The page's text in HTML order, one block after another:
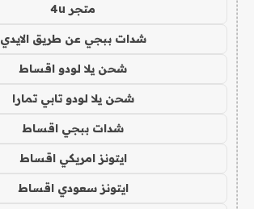
متجر 4u
شدات ببجي عن طريق الايدي
شحن يلا لودو اقساط
شحن يلا لودو تابي تمارا
شدات ببجي اقساط
ايتونز امريكي اقساط
ايتونز سعودي اقساط